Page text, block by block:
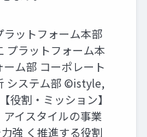
ットフォーム本部
プラットフォーム本
ム部 コーポレート
システム部 ©istyle,
役割・ミッション】
アイスタイルの事業
強 く推進する役割